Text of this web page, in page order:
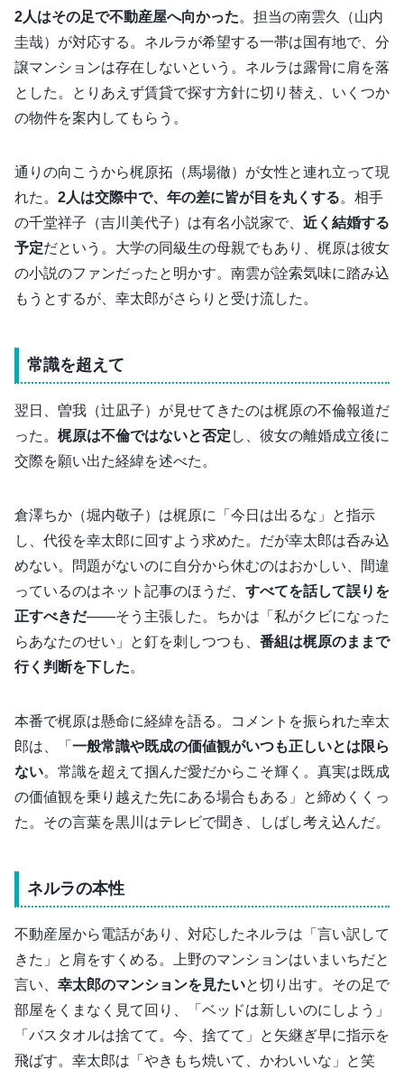
2人はその足で不動産屋へ向かった。担当の南雲久（山内
圭哉）が対応する。ネルラが希望する一帯は国有地で、分
譲マンションは存在しないという。ネルラは露骨に肩を落
とした。とりあえず賃貸で探す方針に切り替え、いくつか
の物件を案内してもらう。
通りの向こうから梶原拓（馬場徹）が女性と連れ立って現
れた。 2人は交際中で、年の差に皆が目を丸くする。相手
の千堂祥子（吉川美代子）は有名小説家で、 近く結婚する
予定だという。大学の同級生の母親でもあり、梶原は彼女
の小説のファンだったと明かす。南雲が詮索気味に踏み込
もうとするが、幸太郎がさらりと受け流した。
常識を超えて
翌日、曽我（辻凪子）が見せてきたのは梶原の不倫報道だ
った。 梶原は不倫ではないと否定 し、彼女の離婚成立後に
交際を願い出た経緯を述べた。
倉澤ちか（堀内敬子）は梶原に「今日は出るな」と指示
し、代役を幸太郎に回すよう求めた。だが幸太郎は呑み込
めない。問題がないのに自分から休むのはおかしい、間違
っているのはネット記事のほうだ、 すべてを話して誤りを
正すべきだ――そう主張した。ちかは「私がクビになった
らあなたのせい」と釘を刺しつつも、 番組は梶原のままで
行く判断を下した。
本番で梶原は懸命に経緯を語る。コメントを振られた幸太
郎は、「 一般常識や既成の価値観がいつも正しいとは限ら
ない。常識を超えて掴んだ愛だからこそ輝く。真実は既成
の価値観を乗り越えた先にある場合もある」と締めくくっ
た。その言葉を黒川はテレビで聞き、しばし考え込んだ。
ネルラの本性
不動産屋から電話があり、対応したネルラは「言い訳して
きた」と肩をすくめる。上野のマンションはいまいちだと
言い、 幸太郎のマンションを見たいと切り出す。その足で
部屋をくまなく見て回り、「ベッドは新しいのにしよう」
「バスタオルは捨てて。今、捨てて」と矢継ぎ早に指示を
飛ばす。幸太郎は「やきもち焼いて、かわいいな」と笑